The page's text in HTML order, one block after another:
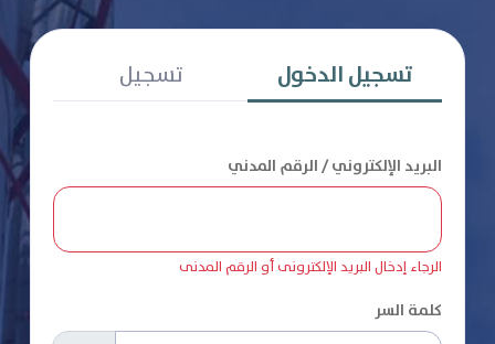
تسجيل الدخول تسجيل
البريد الإلكتروني / الرقم المدني
الرجاء إدخال البريد الإلكترونى أو الرقم المدنى
كلمة السر